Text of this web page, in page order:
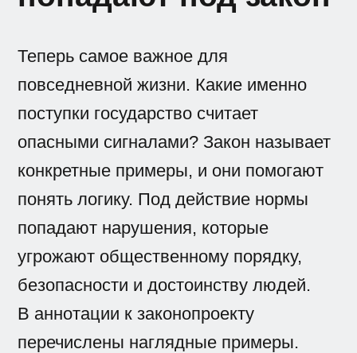
Теперь самое важное для
повседневной жизни. Какие именно
поступки государство считает
опасными сигналами? Закон называет
конкретные примеры, и они помогают
понять логику. Под действие нормы
попадают нарушения, которые
угрожают общественному порядку,
безопасности и достоинству людей.
В аннотации к законопроекту
перечислены наглядные примеры.